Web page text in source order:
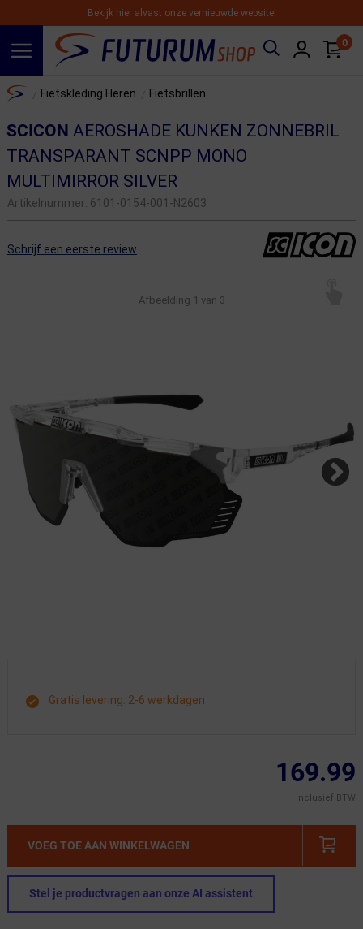
Bekijk hier alvast onze vernieuwde website!
0
Home Fietskleding Heren Fietsbrillen
SCICON AEROSHADE KUNKEN ZONNEBRIL
TRANSPARANT SCNPP MONO
MULTIMIRROR SILVER
Artikelnummer: 6101-0154-001-N2603
Schrijf een eerste review
Afbeelding 1 van 3
Gratis levering: 2-6 werkdagen
169.99
Inclusief BTW
VOEG TOE AAN WINKELWAGEN
Stel je productvragen aan onze AI assistent